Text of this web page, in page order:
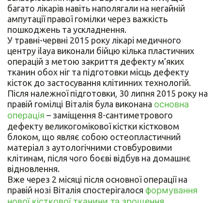
багато лікарів навіть наполягали на негайній
ампутації правої гомілки через важкість
пошкоджень та ускладнення.
У травні-червні 2015 року лікарі медичного
центру ilaya виконали бійцю кілька пластичних
операцій з метою закриття дефекту м’яких
тканин обох ніг та підготовки місць дефекту
кісток до застосування клітинних технологій.
Після належної підготовки, 30 липня 2015 року на
правій гомілці Віталія була виконана основна
операція – заміщення 8-сантиметрового
дефекту великогомікової кістки кістковом
блоком, що являє собою остеопластичний
матеріал з аутологічними стовбуровими
клітинам, після чого боєві відбув на домашнє
відновлення.
Вже через 2 місяці після основної операції на
правій нозі Віталія спостерігалося формування